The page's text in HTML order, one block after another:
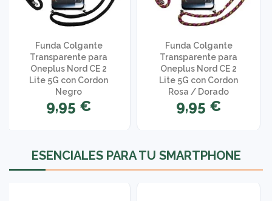
Funda Colgante
Transparente para
Oneplus Nord CE 2
Lite 5G con Cordon
Negro
9,95 €
Funda Colgante
Transparente para
Oneplus Nord CE 2
Lite 5G con Cordon
Rosa / Dorado
9,95 €
ESENCIALES PARA TU SMARTPHONE